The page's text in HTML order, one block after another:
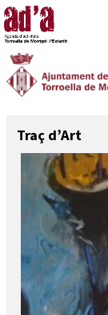
Traç d’Art